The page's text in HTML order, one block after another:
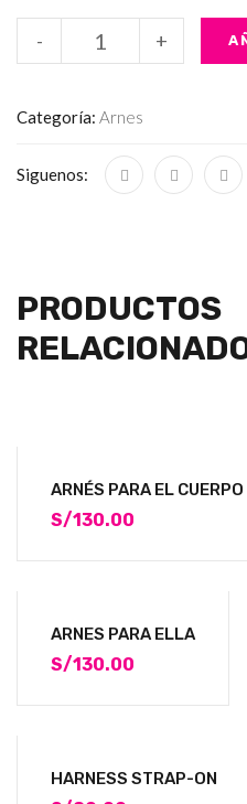
+
-
Categoría: Arnes
Siguenos:
PRODUCTOS
ARNÉS PARA EL
S/130.00
ARNES PARA ELLA
S/130.00
HARNESS STRAP-ON